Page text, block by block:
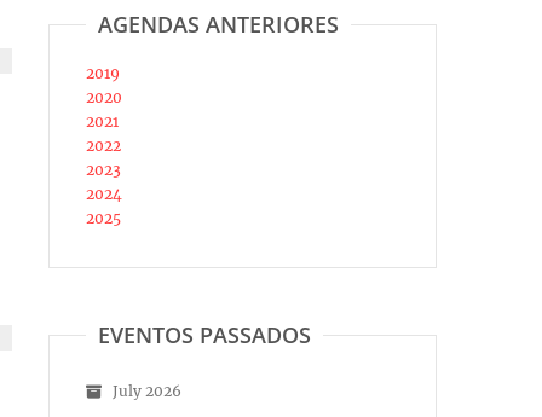
AGENDAS ANTERIORES
2019
2020
2021
2022
2023
2024
2025
EVENTOS PASSADOS
July 2026